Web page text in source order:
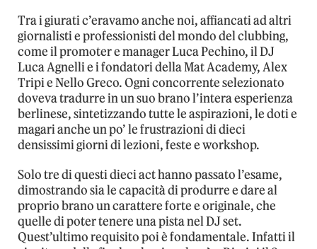
Tra i giurati c’eravamo anche noi, affiancati ad altri
giornalisti e professionisti del mondo del clubbing,
come il promoter e manager Luca Pechino, il DJ
Luca Agnelli e i fondatori della Mat Academy, Alex
Tripi e Nello Greco. Ogni concorrente selezionato
doveva tradurre in un suo brano l’intera esperienza
berlinese, sintetizzando tutte le aspirazioni, le doti e
magari anche un po’ le frustrazioni di dieci
densissimi giorni di lezioni, feste e workshop.
Solo tre di questi dieci act hanno passato l’esame,
dimostrando sia le capacità di produrre e dare al
proprio brano un carattere forte e originale, che
quelle di poter tenere una pista nel DJ set.
Quest’ultimo requisito poi è fondamentale. Infatti il